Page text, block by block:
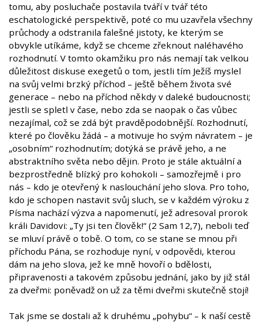
tomu, aby posluchače postavila tváří v tvář této
eschatologické perspektivě, poté co mu uzavřela všechny
průchody a odstranila falešné jistoty, ke kterým se
obvykle utíkáme, když se chceme zřeknout naléhavého
rozhodnutí. V tomto okamžiku pro nás nemají tak velkou
důležitost diskuse exegetů o tom, jestli tím Ježíš myslel
na svůj velmi brzký příchod – ještě během života své
generace – nebo na příchod někdy v daleké budoucnosti;
jestli se spletl v čase, nebo zda se naopak o čas vůbec
nezajímal, což se zdá být pravděpodobnější. Rozhodnutí,
které po člověku žádá – a motivuje ho svým návratem – je
„osobním“ rozhodnutím; dotýká se právě jeho, a ne
abstraktního světa nebo dějin. Proto je stále aktuální a
bezprostředně blízký pro kohokoli – samozřejmě i pro
nás – kdo je otevřený k naslouchání jeho slova. Pro toho,
kdo je schopen nastavit svůj sluch, se v každém výroku z
Písma nachází výzva a napomenutí, jež adresoval prorok
králi Davidovi: „Ty jsi ten člověk!“ (2 Sam 12,7), neboli teď
se mluví právě o tobě. O tom, co se stane se mnou při
příchodu Pána, se rozhoduje nyní, v odpovědi, kterou
dám na jeho slova, jež ke mně hovoří o bdělosti,
připravenosti a takovém způsobu jednání, jako by již stál
za dveřmi: poněvadž on už za těmi dveřmi skutečně stojí!
Tak jsme se dostali až k druhému „pohybu“ – k naší cestě